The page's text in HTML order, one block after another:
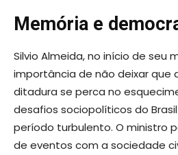
Memória e
Silvio Almeida, no início de seu
importância de não deixar que
ditadura se perca no
desafios sociopolíticos do
período turbulento. O ministro
de eventos com a sociedade